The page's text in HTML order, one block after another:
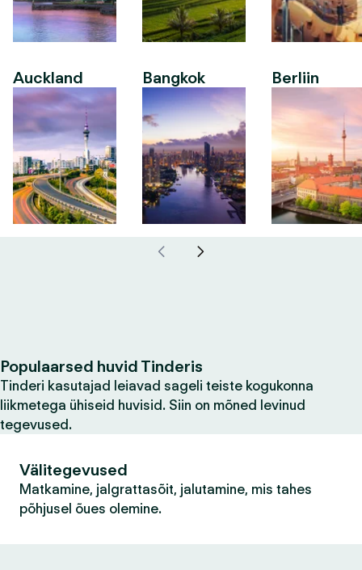
Auckland Bangkok Berliin
Populaarsed huvid Tinderis
Tinderi kasutajad leiavad sageli teiste kogukonna
liikmetega ühiseid huvisid. Siin on mõned levinud
tegevused.
Välitegevused
Matkamine, jalgrattasõit, jalutamine, mis tahes
põhjusel õues olemine.